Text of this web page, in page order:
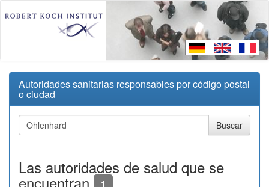
Autoridades sanitarias responsables por código postal
o ciudad
Las autoridades de salud que se
encuentran